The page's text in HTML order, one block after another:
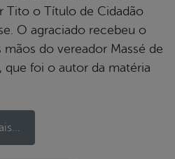
Tito o Título de Cidadão
O agraciado recebeu o
mãos do vereador Massé de
que foi o autor da matéria